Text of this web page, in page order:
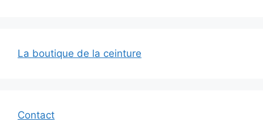
La boutique de la ceinture
Contact